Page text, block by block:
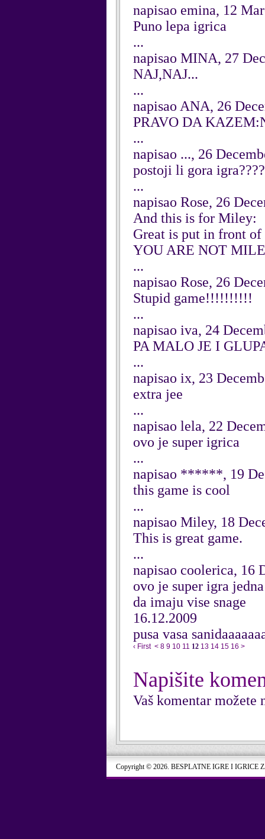
napisao emina, 12
Puno lepa igrica
...
napisao MINA, 27
NAJ,NAJ...
...
napisao ANA, 26
PRAVO DA
...
napisao ..., 26
postoji li gora
...
napisao Rose, 26
And this is for Miley:
Great is put in front of
YOU ARE NOT
...
napisao Rose, 26
Stupid game!!!!!!!!!!
...
napisao iva, 24
PA MALO JE I
...
napisao ix, 23
extra jee
...
napisao lela, 22
ovo je super igrica
...
napisao ******, 19
this game is cool
...
napisao Miley, 18
This is great game.
...
napisao coolerica, 16
ovo je super igra
da imaju vise snage
16.12.2009
pusa vasa
‹ First < 8 9 10 11 12 13 14 15 16 >
Napišite
Vaš komentar možete
Copyright © 2026. BESPLATNE IGRE I IGRICE